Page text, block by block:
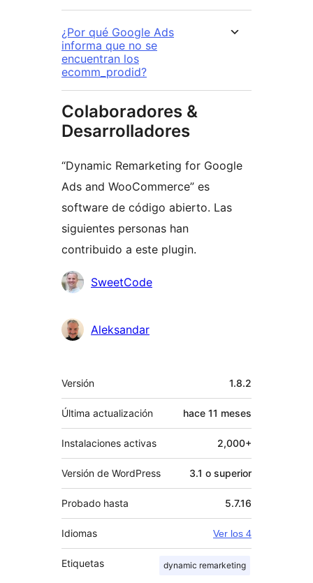
¿Por qué Google Ads
informa que no se
encuentran los
ecomm_prodid?
Colaboradores &
Desarrolladores
“Dynamic Remarketing for Google
Ads and WooCommerce” es
software de código abierto. Las
siguientes personas han
contribuido a este plugin.
Colaboradores
SweetCode
Aleksandar
Meta
Versión 1.8.2
Última actualización hace 11 meses
Instalaciones activas 2,000+
Versión de WordPress 3.1 o superior
Probado hasta 5.7.16
Idiomas Ver los 4
Etiquetas dynamic remarketing